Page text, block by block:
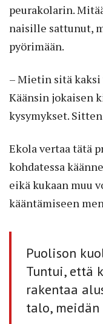
peurakolarin.
naisille sattunut,
pyörimään.
– Mietin sitä
Käänsin jokaisen
kysymykset.
Ekola vertaa tätä
kohdatessa
eikä kukaan muu
kääntämiseen
Puolison
Tuntui, että
rakentaa
talo,